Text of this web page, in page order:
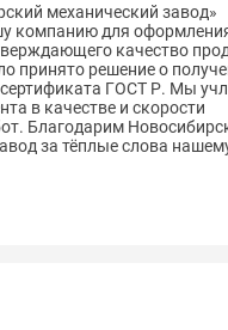
механический завод»
компанию для
качество
принято решение о
ГОСТ Р. Мы
в качестве и скорости
Благодарим
за тёплые слова